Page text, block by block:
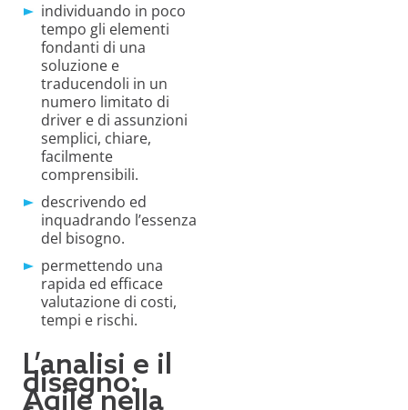
individuando in poco
tempo gli elementi
fondanti di una
soluzione e
traducendoli in un
numero limitato di
driver e di assunzioni
semplici, chiare,
facilmente
comprensibili.
descrivendo ed
inquadrando l’essenza
del bisogno.
permettendo una
rapida ed efficace
valutazione di costi,
tempi e rischi.
L’analisi e il
disegno:
Agile nella